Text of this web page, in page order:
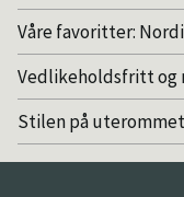
Våre favoritter:
Vedlikeholdsfritt og
Stilen på uterommet